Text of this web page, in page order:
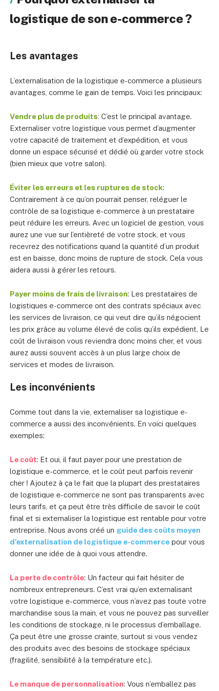
logistique de son e-commerce ?
Les avantages
L’externalisation de la logistique e-commerce a plusieurs
avantages, comme le gain de temps. Voici les principaux:
Vendre plus de produits: C’est le principal avantage.
Externaliser votre logistique vous permet d’augmenter
votre capacité de traitement et d’expédition, et vous
donne un espace sécurisé et dédié où garder votre stock
(bien mieux que votre salon).
Éviter les erreurs et les ruptures de stock:
Contrairement à ce qu’on pourrait penser, reléguer le
contrôle de sa logistique e-commerce à un prestataire
peut réduire les erreurs. Avec un logiciel de gestion, vous
aurez une vue sur l’entièreté de votre stock, et vous
recevrez des notifications quand la quantité d’un produit
est en baisse, donc moins de rupture de stock. Cela vous
aidera aussi à gérer les retours.
Payer moins de frais de livraison: Les prestataires de
logistiques e-commerce ont des contrats spéciaux avec
les services de livraison, ce qui veut dire qu’ils négocient
les prix grâce au volume élevé de colis qu’ils expédient. Le
coût de livraison vous reviendra donc moins cher, et vous
aurez aussi souvent accès à un plus large choix de
services et modes de livraison.
Les inconvénients
Comme tout dans la vie, externaliser sa logistique e-
commerce a aussi des inconvénients. En voici quelques
exemples:
Le coût: Et oui, il faut payer pour une prestation de
logistique e-commerce, et le coût peut parfois revenir
cher ! Ajoutez à ça le fait que la plupart des prestataires
de logistique e-commerce ne sont pas transparents avec
leurs tarifs, et ça peut être très difficile de savoir le coût
final et si externaliser la logistique est rentable pour votre
entreprise. Nous avons créé un guide des coûts moyen
d’externalisation de logistique e-commerce pour vous
donner une idée de à quoi vous attendre.
La perte de contrôle: Un facteur qui fait hésiter de
nombreux entrepreneurs. C’est vrai qu’en externalisant
votre logistique e-commerce, vous n’avez pas toute votre
marchandise sous la main, et vous ne pouvez pas surveiller
les conditions de stockage, ni le processus d’emballage.
Ça peut être une grosse crainte, surtout si vous vendez
des produits avec des besoins de stockage spéciaux
(fragilité, sensibilité à la température etc.).
Le manque de personnalisation: Vous n’emballez pas